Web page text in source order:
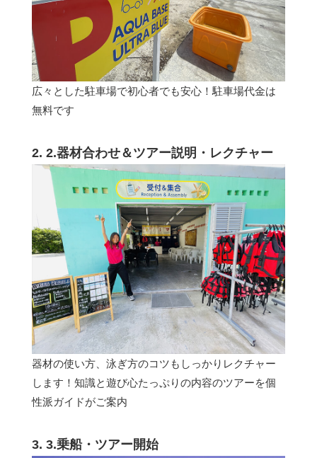
広々とした駐車場で初心者でも安心！駐車場代金は
無料です
2. 2.器材合わせ＆ツアー説明・レクチャー
器材の使い方、泳ぎ方のコツもしっかりレクチャー
します！知識と遊び心たっぷりの内容のツアーを個
性派ガイドがご案内
3. 3.乗船・ツアー開始